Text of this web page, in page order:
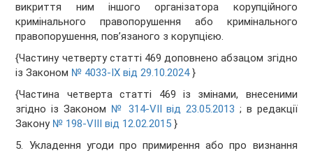
викриття ним іншого організатора корупційного
кримінального правопорушення або кримінального
правопорушення, пов’язаного з корупцією.
{Частину четверту статті 469 доповнено абзацом згідно
із Законом № 4033-IX від 29.10.2024}
{Частина четверта статті 469 із змінами, внесеними
згідно із Законом № 314-VII від 23.05.2013 ; в редакції
Закону № 198-VIII від 12.02.2015 }
5. Укладення угоди про примирення або про визнання